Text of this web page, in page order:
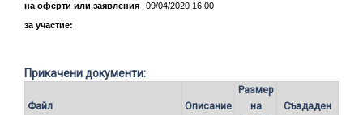
на оферти или заявления
за участие:
09/04/2020 16:00
Прикачени документи:
Файл Описание
Размер
на
Създаден